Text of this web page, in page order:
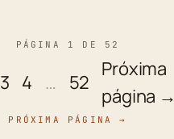
PÁGINA 1 DE 52
3 4 … 52
Próxima
página →
PRÓXIMA PÁGINA →